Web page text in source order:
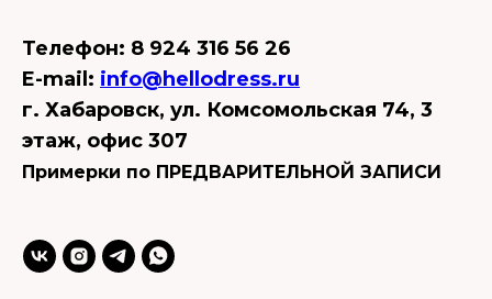
Телефон: 8 924 316 56 26
E-mail: info@hellodress.ru
г. Хабаровск, ул. Комсомольская 74, 3
этаж, офис 307
Примерки по ПРЕДВАРИТЕЛЬНОЙ ЗАПИСИ